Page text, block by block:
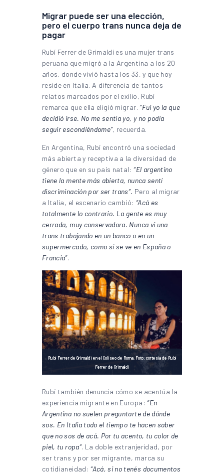
Migrar puede ser una elección,
pero el cuerpo trans nunca deja de
pagar
Rubí Ferrer de Grimaldi es una mujer trans
peruana que migró a la Argentina a los 20
años, donde vivió hasta los 33, y que hoy
reside en Italia. A diferencia de tantos
relatos marcados por el exilio, Rubí
remarca que ella eligió migrar. “Fui yo la que
decidió irse. No me sentía yo, y no podía
seguir escondiéndome”, recuerda.
En Argentina, Rubí encontró una sociedad
más abierta y receptiva a la diversidad de
género que en su país natal:“El argentino
tiene la mente más abierta, nunca sentí
discriminación por ser trans”. Pero al migrar
a Italia, el escenario cambió: “Acá es
totalmente lo contrario. La gente es muy
cerrada, muy conservadora. Nunca vi una
trans trabajando en un banco o en un
supermercado, como sí se ve en España o
Francia”.
Rubí Ferrer de Grimaldi en el Coliseo de Roma. Foto: cortesía de Rubí
Ferrer de Grimaldi
Rubí también denuncia cómo se acentúa la
experiencia migrante en Europa:“En
Argentina no suelen preguntarte de dónde
sos. En Italia todo el tiempo te hacen saber
que no sos de acá. Por tu acento, tu color de
piel, tu ropa”. La doble extranjeridad, por
ser trans y por ser migrante, marca su
cotidianeidad:“Acá, si no tenés documentos